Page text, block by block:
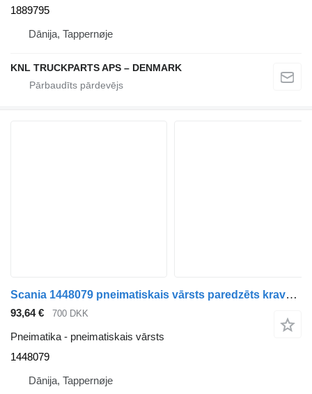
1889795
Dānija, Tappernøje
KNL TRUCKPARTS APS – DENMARK
Scania 1448079 pneimatiskais vārsts paredzēts kravas automašīnas
93,64 € 700 DKK
Pneimatika - pneimatiskais vārsts
1448079
Dānija, Tappernøje